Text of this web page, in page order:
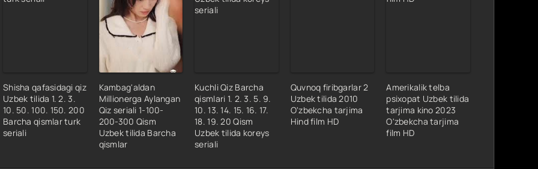
Shisha qafasidagi qiz
Uzbek tilida 1. 2. 3.
10. 50. 100. 150. 200
Barcha qismlar turk
seriali
Kambag'aldan
Millionerga Aylangan
Qiz seriali 1-100-
200-300 Qism
Uzbek tilida Barcha
qismlar
Kuchli Qiz Barcha
qismlari 1. 2. 3. 5. 9.
10. 13. 14. 15. 16. 17.
18. 19. 20 Qism
Uzbek tilida koreys
seriali
Quvnoq firibgarlar 2
Uzbek tilida 2010
O'zbekcha tarjima
Hind film HD
Amerikalik telba
psixopat Uzbek tilida
tarjima kino 2023
O'zbekcha tarjima
film HD